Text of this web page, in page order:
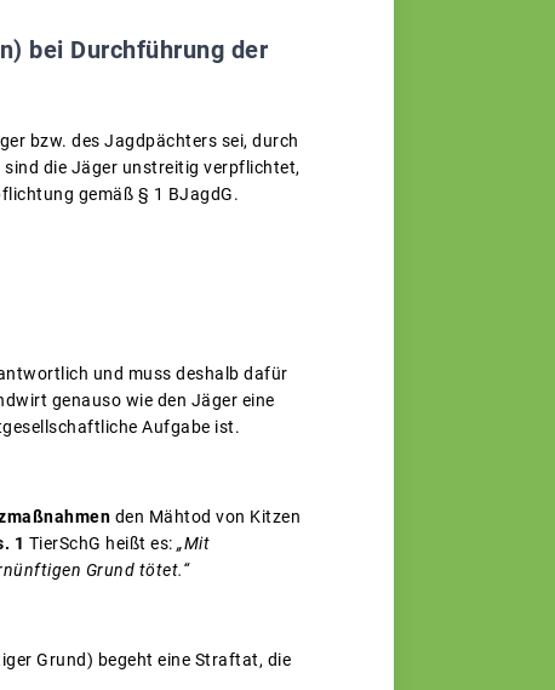
bei Durchführung der
bzw. des Jagdpächters sei, durch
die Jäger unstreitig verpflichtet,
gemäß § 1 BJagdG.
und muss deshalb dafür
genauso wie den Jäger eine
Aufgabe ist.
den Mähtod von Kitzen
1 TierSchG heißt es: „Mit
Grund tötet.“
Grund) begeht eine Straftat, die